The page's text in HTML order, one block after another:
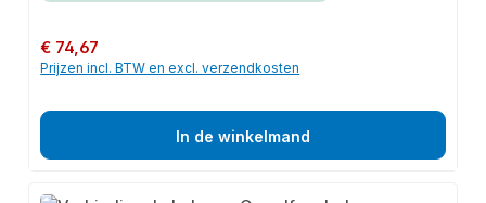
Normale prijs:
€ 74,67
Prijzen incl. BTW en excl. verzendkosten
In de winkelmand